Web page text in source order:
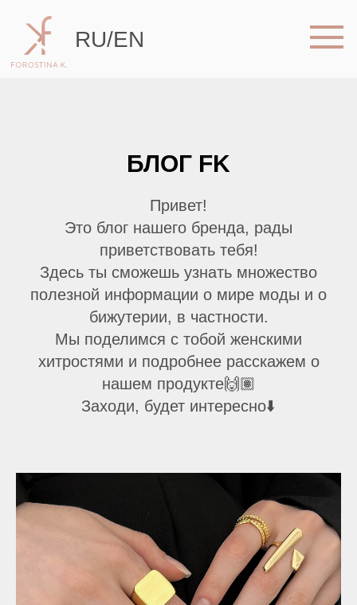
/EN
БЛОГ FK
Привет!
Это блог нашего бренда, рады
приветствовать тебя!
Здесь ты сможешь узнать множество
полезной информации о мире моды и о
бижутерии, в частности.
Мы поделимся с тобой женскими
хитростями и подробнее расскажем о
нашем продукте🙌🏽
Заходи, будет интересно⬇️